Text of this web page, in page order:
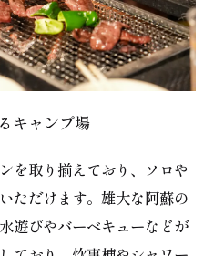
キャンプ場
を取り揃えており、ソロや
ただけます。雄大な阿蘇の
遊びやバーベキューなどが